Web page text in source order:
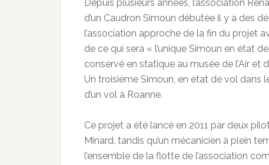
Depuis plusieurs années, l’association
d’un Caudron Simoun débutée il y a des
l’association approche de la fin du projet
de ce qui sera « l’unique Simoun en état
conservé en statique au musée de l’Air et
Un troisième Simoun, en état de vol dans
d’un vol à Roanne.
Ce projet a été lancé en 2011 par deux
Minard, tandis qu’un mécanicien à plein
l’ensemble de la flotte de l’association